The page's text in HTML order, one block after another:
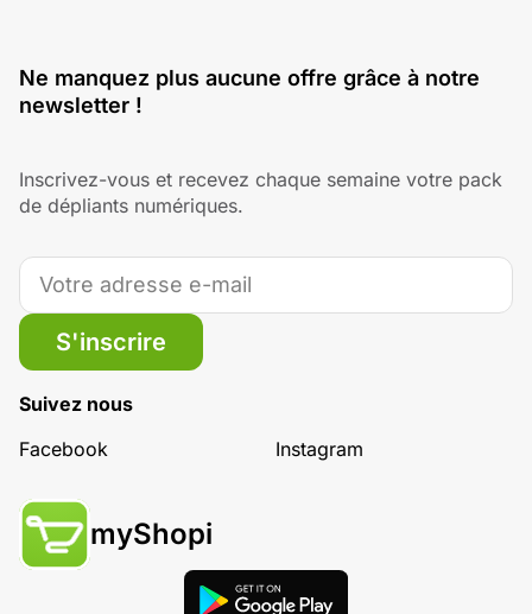
Ne manquez plus aucune offre grâce à notre
newsletter !
Inscrivez-vous et recevez chaque semaine votre pack
de dépliants numériques.
S'inscrire
Suivez nous
Facebook
Instagram
myShopi